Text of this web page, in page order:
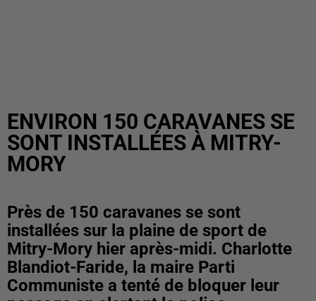
ENVIRON 150 CARAVANES SE
SONT INSTALLÉES À MITRY-
MORY
Près de 150 caravanes se sont
installées sur la plaine de sport de
Mitry-Mory hier après-midi. Charlotte
Blandiot-Faride, la maire Parti
Communiste a tenté de bloquer leur